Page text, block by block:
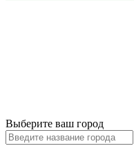
Выберите ваш город